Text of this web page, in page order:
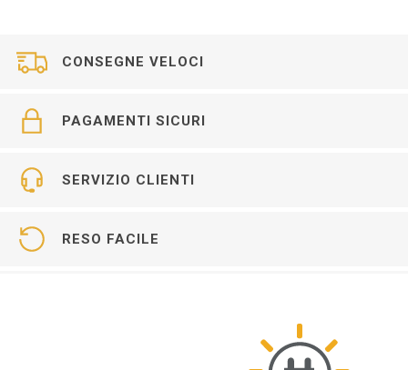
CONSEGNE VELOCI
PAGAMENTI SICURI
SERVIZIO CLIENTI
RESO FACILE